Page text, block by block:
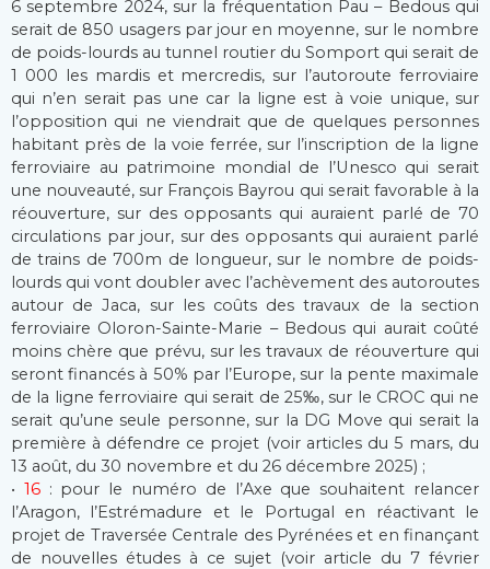
6 septembre 2024, sur la fréquentation Pau – Bedous qui
serait de 850 usagers par jour en moyenne, sur le nombre
de poids-lourds au tunnel routier du Somport qui serait de
1 000 les mardis et mercredis, sur l’autoroute ferroviaire
qui n’en serait pas une car la ligne est à voie unique, sur
l’opposition qui ne viendrait que de quelques personnes
habitant près de la voie ferrée, sur l’inscription de la ligne
ferroviaire au patrimoine mondial de l’Unesco qui serait
une nouveauté, sur François Bayrou qui serait favorable à la
réouverture, sur des opposants qui auraient parlé de 70
circulations par jour, sur des opposants qui auraient parlé
de trains de 700m de longueur, sur le nombre de poids-
lourds qui vont doubler avec l’achèvement des autoroutes
autour de Jaca, sur les coûts des travaux de la section
ferroviaire Oloron-Sainte-Marie – Bedous qui aurait coûté
moins chère que prévu, sur les travaux de réouverture qui
seront financés à 50% par l’Europe, sur la pente maximale
de la ligne ferroviaire qui serait de 25‰, sur le CROC qui ne
serait qu’une seule personne, sur la DG Move qui serait la
première à défendre ce projet (voir articles du 5 mars, du
13 août, du 30 novembre et du 26 décembre 2025) ;
• 16: pour le numéro de l’Axe que souhaitent relancer
l’Aragon, l’Estrémadure et le Portugal en réactivant le
projet de Traversée Centrale des Pyrénées et en finançant
de nouvelles études à ce sujet (voir article du 7 février